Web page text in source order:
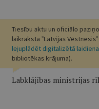
Tiesību aktu un oficiālo
laikraksta "Latvijas
lejuplādēt digitalizētā
bibliotēkas krājuma).
Labklājības ministrijas